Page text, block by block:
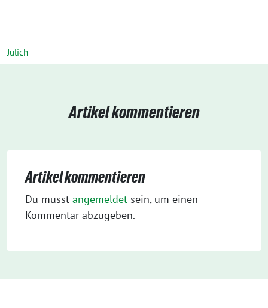
Jülich
Artikel kommentieren
Artikel kommentieren
Du musst angemeldet sein, um einen
Kommentar abzugeben.